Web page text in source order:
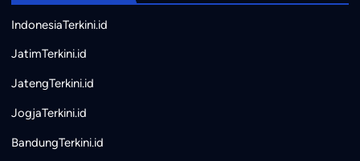
IndonesiaTerkini.id
JatimTerkini.id
JatengTerkini.id
JogjaTerkini.id
BandungTerkini.id